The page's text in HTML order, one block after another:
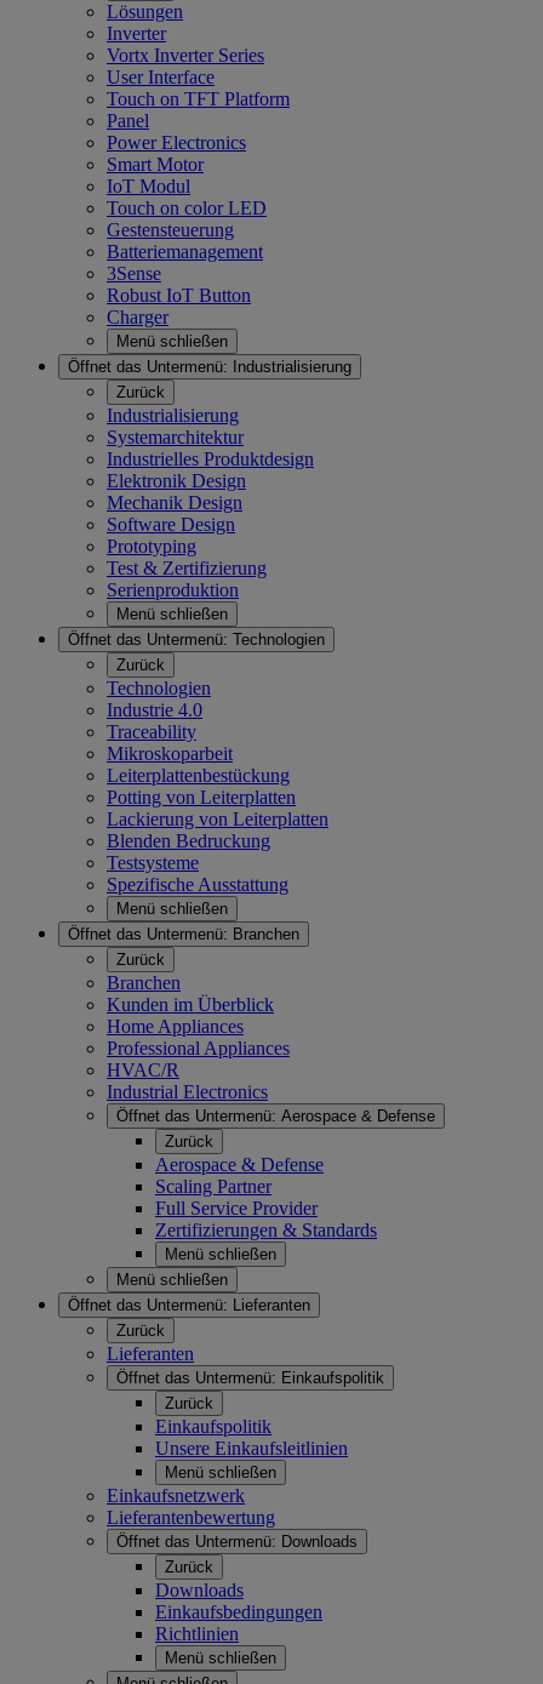
Lösungen
Inverter
Vortx Inverter Series
User Interface
Touch on TFT Platform
Panel
Power Electronics
Smart Motor
IoT Modul
Touch on color LED
Gestensteuerung
Batteriemanagement
3Sense
Robust IoT Button
Charger
Menü schließen
Öffnet das Untermenü:
Industrialisierung
Zurück
Industrialisierung
Systemarchitektur
Industrielles Produktdesign
Elektronik Design
Mechanik Design
Software Design
Prototyping
Test & Zertifizierung
Serienproduktion
Menü schließen
Öffnet das Untermenü: Technologien
Zurück
Technologien
Industrie 4.0
Traceability
Mikroskoparbeit
Leiterplattenbestückung
Potting von Leiterplatten
Lackierung von Leiterplatten
Blenden Bedruckung
Testsysteme
Spezifische Ausstattung
Menü schließen
Öffnet das Untermenü: Branchen
Zurück
Branchen
Kunden im Überblick
Home Appliances
Professional Appliances
HVAC/R
Industrial Electronics
Öffnet das Untermenü: Aerospace & Defense
Zurück
Aerospace & Defense
Scaling Partner
Full Service Provider
Zertifizierungen & Standards
Menü schließen
Menü schließen
Öffnet das Untermenü: Lieferanten
Zurück
Lieferanten
Öffnet das Untermenü: Einkaufspolitik
Zurück
Einkaufspolitik
Unsere Einkaufsleitlinien
Menü schließen
Einkaufsnetzwerk
Lieferantenbewertung
Öffnet das Untermenü: Downloads
Zurück
Downloads
Einkaufsbedingungen
Richtlinien
Menü schließen